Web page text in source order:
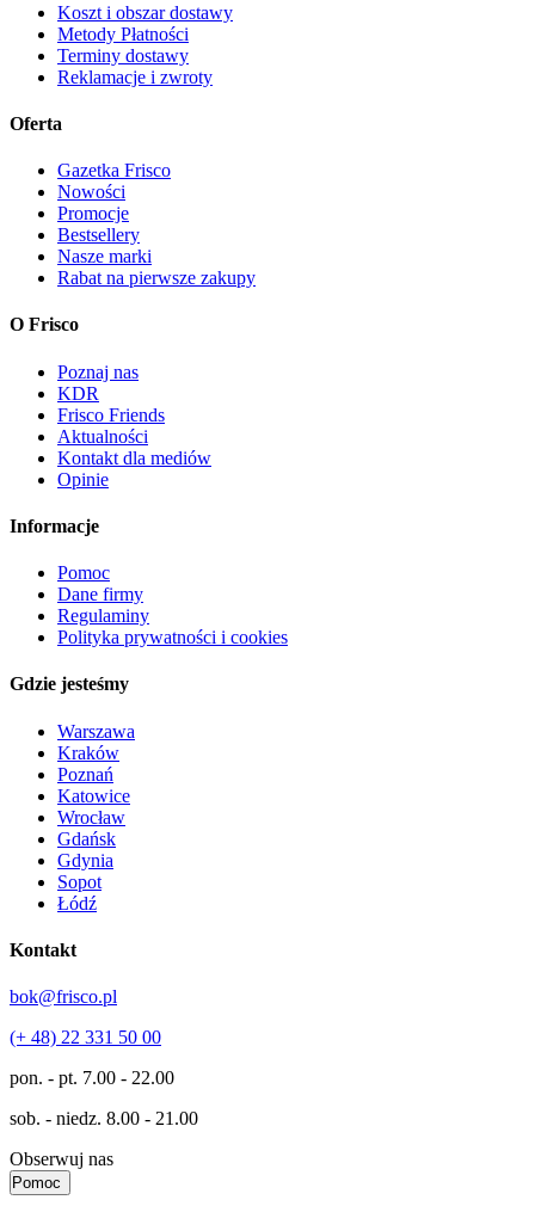
Koszt i obszar dostawy
Metody Płatności
Terminy dostawy
Reklamacje i zwroty
Oferta
Gazetka Frisco
Nowości
Promocje
Bestsellery
Nasze marki
Rabat na pierwsze zakupy
O Frisco
Poznaj nas
KDR
Frisco Friends
Aktualności
Kontakt dla mediów
Opinie
Informacje
Pomoc
Dane firmy
Regulaminy
Polityka prywatności i cookies
Gdzie jesteśmy
Warszawa
Kraków
Poznań
Katowice
Wrocław
Gdańsk
Gdynia
Sopot
Łódź
Kontakt
bok@frisco.pl
(+ 48) 22 331 50 00
pon. - pt. 7.00 - 22.00
sob. - niedz. 8.00 - 21.00
Obserwuj nas
Pomoc